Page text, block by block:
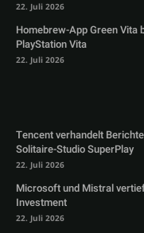
22. Juli 2026
Homebrew-App Green Vita
PlayStation Vita
22. Juli 2026
Tencent verhandelt
Solitaire-Studio SuperPlay
22. Juli 2026
Microsoft und Mistral
Investment
22. Juli 2026